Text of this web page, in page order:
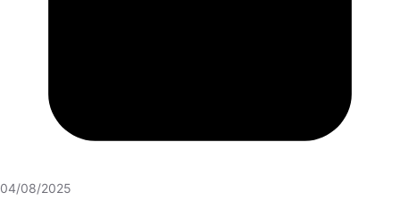
04/08/2025